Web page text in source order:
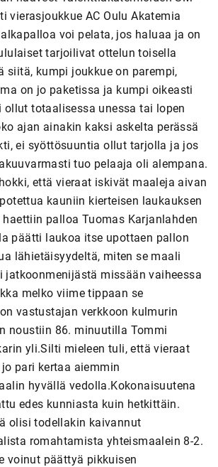
AC Oulu Akatemia
voi pelata, jos haluaa ja on
tarjoilivat ottelun toisella
kumpi joukkue on parempi,
on jo paketissa ja kumpi oikeasti
totaalisessa unessa tai lopen
ajan ainakin kaksi askelta perässä
ei syöttösuuntia ollut tarjolla ja jos
tuo pelaaja oli alempana.
että vieraat iskivät maaleja aivan
kauniin kierteisen laukauksen
palloa Tuomas Karjanlahden
päätti laukoa itse upottaen pallon
lähietäisyydeltä, miten se maali
missään vaiheessa
melko viime tippaan se
vastustajan verkkoon kulmurin
noustiin 86. minuutilla Tommi
yli.Silti mieleen tuli, että vieraat
pari kertaa aiemmin
hyvällä vedolla.Kokonaisuutena
edes kunniasta kuin hetkittäin.
olisi todellakin kaivannut
romahtamista yhteismaalein 8-2.
voinut päättyä pikkuisen